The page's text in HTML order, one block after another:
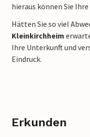
hieraus können Sie
Hätten Sie so viel
Kleinkirchheim
Ihre Unterkunft und
Eindruck.
Erkunden